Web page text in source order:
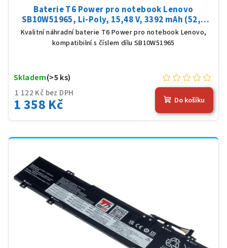
Baterie T6 Power pro notebook Lenovo
SB10W51965, Li-Poly, 15,48 V, 3392 mAh (52,5
Wh), černá
Kvalitní náhradní baterie T6 Power pro notebook Lenovo,
kompatibilní s číslem dílu SB10W51965
1 122 Kč bez DPH
1 358 Kč
Skladem(>5 ks)
Do košíku